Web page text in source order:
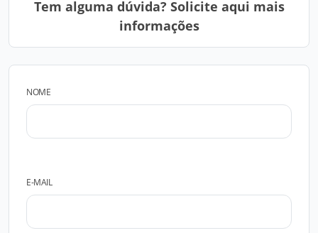
Tem alguma dúvida? Solicite aqui mais
informações
NOME
E-MAIL